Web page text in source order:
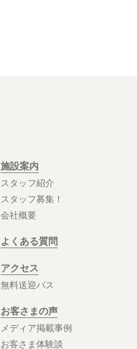
施設案内
スタッフ紹介
スタッフ募集！
会社概要
よくある質問
アクセス
無料送迎バス
お客さまの声
メディア掲載事例
お客さま体験談